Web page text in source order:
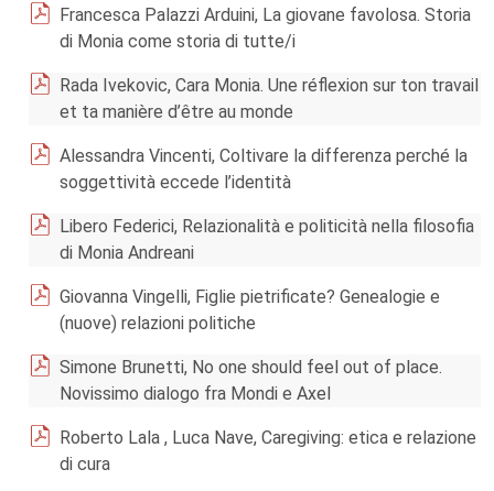
Francesca Palazzi Arduini, La giovane favolosa. Storia
di Monia come storia di tutte/i
Rada Ivekovic, Cara Monia. Une réflexion sur ton travail
et ta manière d’être au monde
Alessandra Vincenti, Coltivare la differenza perché la
soggettività eccede l’identità
Libero Federici, Relazionalità e politicità nella filosofia
di Monia Andreani
Giovanna Vingelli, Figlie pietrificate? Genealogie e
(nuove) relazioni politiche
Simone Brunetti, No one should feel out of place.
Novissimo dialogo fra Mondi e Axel
Roberto Lala , Luca Nave, Caregiving: etica e relazione
di cura